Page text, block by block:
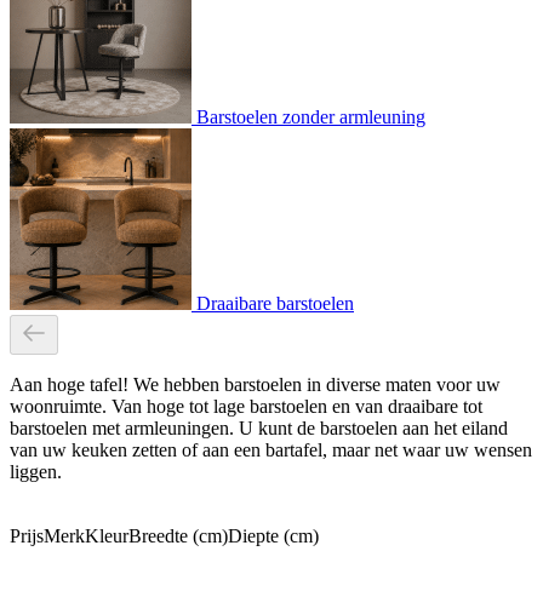
Barstoelen zonder armleuning
Draaibare barstoelen
Aan hoge tafel! We hebben barstoelen in diverse maten voor uw
woonruimte. Van hoge tot lage barstoelen en van draaibare tot
barstoelen met armleuningen. U kunt de barstoelen aan het eiland
van uw keuken zetten of aan een bartafel, maar net waar uw wensen
liggen.
PrijsMerkKleurBreedte (cm)Diepte (cm)